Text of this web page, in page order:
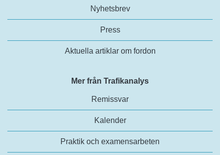
Nyhetsbrev
Press
Aktuella artiklar om fordon
Mer från Trafikanalys
Remissvar
Kalender
Praktik och examensarbeten